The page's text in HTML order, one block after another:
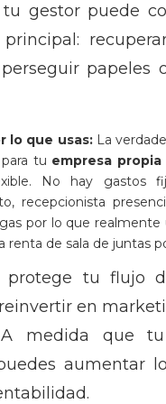
gestor puede
papeles
lo que usas: La
tu empresa propia
No hay gastos
recepcionista
por lo que realmente
renta de sala de juntas
protege tu flujo
en
A medida que
aumentar